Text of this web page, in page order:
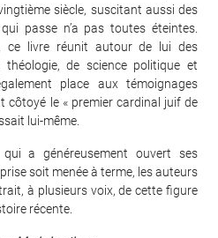
siècle, suscitant aussi des
passe n’a pas toutes éteintes.
ce livre réunit autour de lui des
théologie, de science politique et
place aux témoignages
côtoyé le « premier cardinal juif de
lui-même.
a généreusement ouvert ses
soit menée à terme, les auteurs
à plusieurs voix, de cette figure
récente.